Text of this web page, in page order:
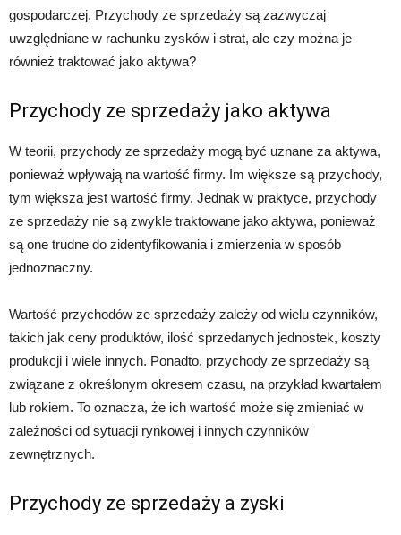
gospodarczej. Przychody ze sprzedaży są zazwyczaj
uwzględniane w rachunku zysków i strat, ale czy można je
również traktować jako aktywa?
Przychody ze sprzedaży jako aktywa
W teorii, przychody ze sprzedaży mogą być uznane za aktywa,
ponieważ wpływają na wartość firmy. Im większe są przychody,
tym większa jest wartość firmy. Jednak w praktyce, przychody
ze sprzedaży nie są zwykle traktowane jako aktywa, ponieważ
są one trudne do zidentyfikowania i zmierzenia w sposób
jednoznaczny.
Wartość przychodów ze sprzedaży zależy od wielu czynników,
takich jak ceny produktów, ilość sprzedanych jednostek, koszty
produkcji i wiele innych. Ponadto, przychody ze sprzedaży są
związane z określonym okresem czasu, na przykład kwartałem
lub rokiem. To oznacza, że ich wartość może się zmieniać w
zależności od sytuacji rynkowej i innych czynników
zewnętrznych.
Przychody ze sprzedaży a zyski